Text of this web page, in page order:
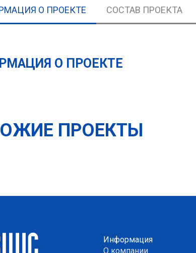
О ПРОЕКТЕ СОСТАВ ПРОЕКТА
О ПРОЕКТЕ
ПРОЕКТЫ
Информация
О компании